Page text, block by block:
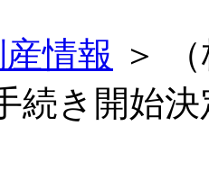
情報 ＞
続き開始決